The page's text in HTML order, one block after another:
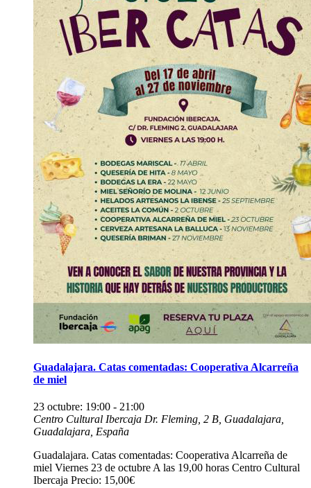
Guadalajara. Catas comentadas: Cooperativa Alcarreña
de miel
23 octubre: 19:00 - 21:00
Centro Cultural Ibercaja Dr. Fleming, 2 B, Guadalajara,
Guadalajara, España
Guadalajara. Catas comentadas: Cooperativa Alcarreña de
miel Viernes 23 de octubre A las 19,00 horas Centro Cultural
Ibercaja Precio: 15,00€